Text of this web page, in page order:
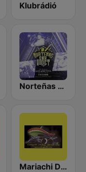
Klubrádió
Norteñas Sax Addict
Mariachi Digital